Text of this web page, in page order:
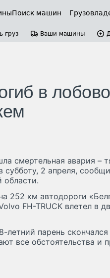
Поиск машин
груз Ваши машины
в
смертельная авария –
субботу, 2 апреля,
252 км автодороги
FH-TRUCК влетел в
парень
все обстоятельства и